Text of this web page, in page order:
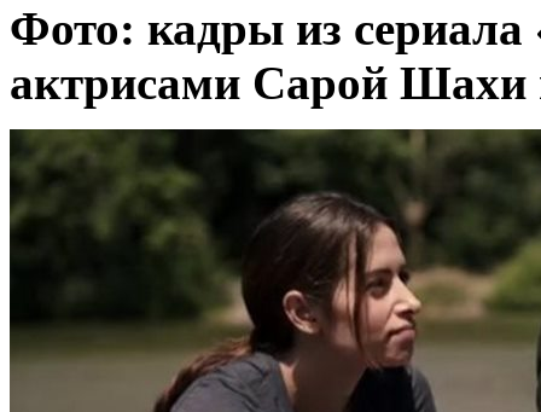
Фото: кадры из
актрисами Сарой